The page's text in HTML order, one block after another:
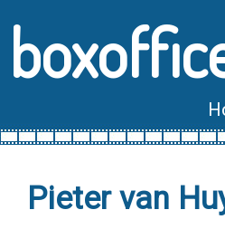
Pieter van